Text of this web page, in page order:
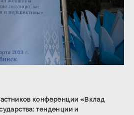
конференции «Вклад
тенденции и